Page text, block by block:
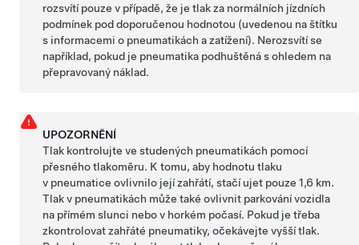
rozsvítí pouze v případě, že je tlak za normálních jízdních
podmínek pod doporučenou hodnotou (uvedenou na štítku
s informacemi o pneumatikách a zatížení). Nerozsvítí se
například, pokud je pneumatika podhuštěná s ohledem na
přepravovaný náklad.
UPOZORNĚNÍ
Tlak kontrolujte ve studených pneumatikách pomocí
přesného tlakoměru. K tomu, aby hodnotu tlaku
v pneumatice ovlivnilo její zahřátí, stačí ujet pouze1,6 km.
Tlak v pneumatikách může také ovlivnit parkování vozidla
na přímém slunci nebo v horkém počasí. Pokud je třeba
zkontrolovat zahřáté pneumatiky, očekávejte vyšší tlak.